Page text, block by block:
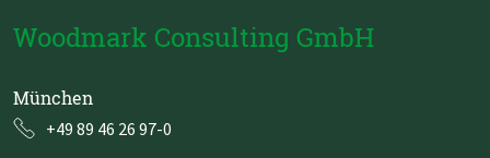
Woodmark Consulting GmbH
München
+49 89 46 26 97-0